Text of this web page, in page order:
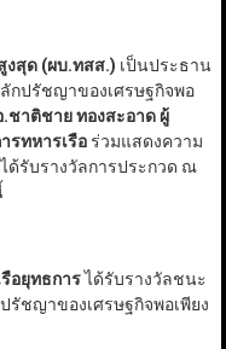
สุด (ผบ.ทสส.) เป็นประธาน
กปรัชญาของเศรษฐกิจพอ
ชาติชาย ทองสะอาด ผู้
รทหารเรือร่วมแสดงความ
ด้รับรางวัลการประกวด ณ
อยุทธการได้รับรางวัลชนะ
ชญาของเศรษฐกิจพอเพียง